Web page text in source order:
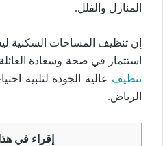
المنازل والفلل.
إن تنظيف المساحات السكنية
استثمار في صحة وسعادة
تنظيف عالية الجودة لتلبية
الرياض.
إقراء في